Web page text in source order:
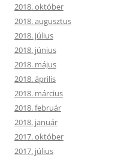
2018. október
2018. augusztus
2018. július
2018. június
2018. május
2018. április
2018. március
2018. február
2018. január
2017. október
2017. július